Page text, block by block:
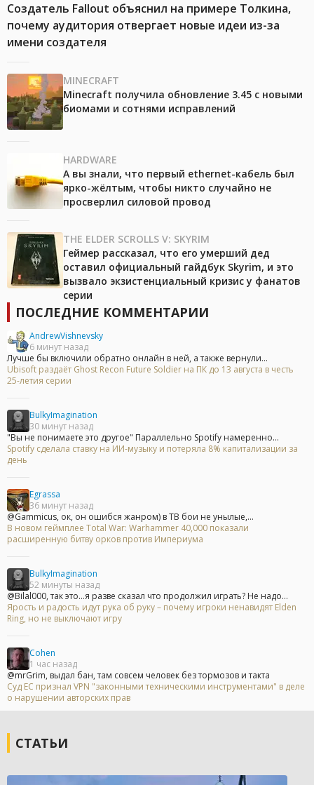
Создатель Fallout объяснил на примере Толкина,
почему аудитория отвергает новые идеи из-за
имени создателя
MINECRAFT
Minecraft получила обновление 3.45 с новыми
биомами и сотнями исправлений
HARDWARE
А вы знали, что первый ethernet-кабель был
ярко-жёлтым, чтобы никто случайно не
просверлил силовой провод
THE ELDER SCROLLS V: SKYRIM
Геймер рассказал, что его умерший дед
оставил официальный гайдбук Skyrim, и это
вызвало экзистенциальный кризис у фанатов
серии
ПОСЛЕДНИЕ КОММЕНТАРИИ
AndrewVishnevsky
6 минут назад
Лучше бы включили обратно онлайн в ней, а также вернули...
Ubisoft раздаёт Ghost Recon Future Soldier на ПК до 13 августа в честь
25-летия серии
BulkyImagination
30 минут назад
"Вы не понимаете это другое" Параллельно Spotify намеренно...
Spotify сделала ставку на ИИ-музыку и потеряла 8% капитализации за
день
Egrassa
36 минут назад
@Gammicus, ок, он ошибся жанром) в ТВ бои не унылые,...
В новом геймплее Total War: Warhammer 40,000 показали
расширенную битву орков против Империума
BulkyImagination
52 минуты назад
@Bilal000, так это...я разве сказал что продолжил играть? Не надо...
Ярость и радость идут рука об руку – почему игроки ненавидят Elden
Ring, но не выключают игру
Cohen
1 час назад
@mrGrim, выдал бан, там совсем человек без тормозов и такта
Суд ЕС признал VPN "законными техническими инструментами" в деле
о нарушении авторских прав
СТАТЬИ